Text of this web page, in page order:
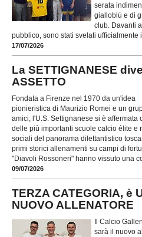
serata
gialloblù e di
club. Davanti
pubblico, sono stati svelati ufficialmente
17/07/2026
La SETTIGNANESE
ASSETTO
Fondata a Firenze nel 1970 da un'idea
pionieristica di Maurizio Romei e un
amici, l'U.S. Settignanese si è affermata
delle più importanti scuole calcio élite e
sociali del panorama dilettantistico
primi storici allenamenti su campi di
"Diavoli Rossoneri" hanno vissuto una
09/07/2026
TERZA CATEGORIA, è
NUOVO ALLENATORE
Il Calcio
sarà il nuovo